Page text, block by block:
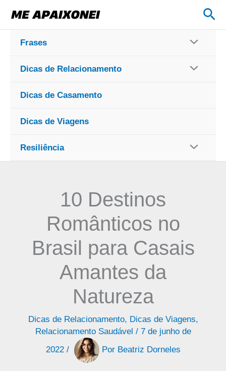
para
conteúdo
Frases
Dicas de Relacionamento
Dicas de Casamento
Dicas de Viagens
Resiliência
10 Destinos
Românticos no
Brasil para Casais
Amantes da
Natureza
Dicas de Relacionamento, Dicas de Viagens,
Relacionamento Saudável / 7 de junho de
2022 / Por Beatriz Dorneles